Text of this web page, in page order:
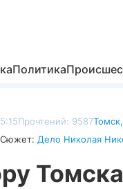
Политика
Прочтений: 9587Томск,
Сюжет: Дело Николая